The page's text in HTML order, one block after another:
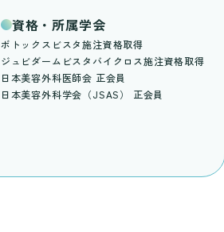
資格・所属学会
ボトックスビスタ施注資格取得
ジュビダームビスタバイクロス施注資格取得
日本美容外科医師会 正会員
日本美容外科学会（JSAS） 正会員